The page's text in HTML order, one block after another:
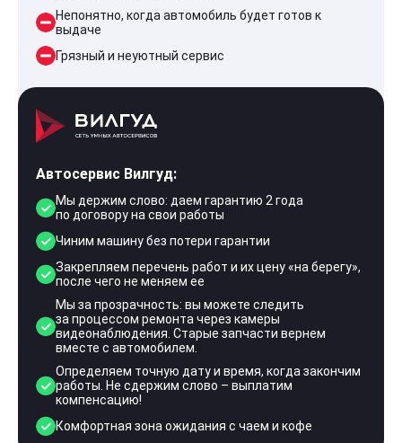
Непонятно, когда автомобиль будет готов к
выдаче
Грязный и неуютный сервис
Автосервис Вилгуд:
Мы держим слово: даем гарантию 2 года
по договору на свои работы
Чиним машину без потери гарантии
Закрепляем перечень работ и их цену «на берегу»,
после чего не меняем ее
Мы за прозрачность: вы можете следить
за процессом ремонта через камеры
видеонаблюдения. Старые запчасти вернем
вместе с автомобилем.
Определяем точную дату и время, когда закончим
работы. Не сдержим слово – выплатим
компенсацию!
Комфортная зона ожидания с чаем и кофе